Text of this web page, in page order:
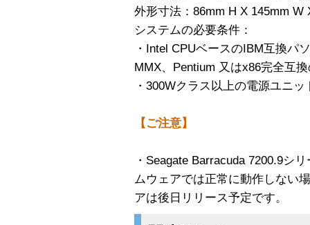
外形寸法：86mm H X 145mm W
システムの必要条件：
・Intel CPUベースのIBM互換パ
MMX、Pentium 又はx86完全互
・300Wクラス以上の電源ユニッ
【ご注意】
・Seagate Barracuda 7200.9シ
ムウェアでは正常に動作しない
アは後日リリース予定です。